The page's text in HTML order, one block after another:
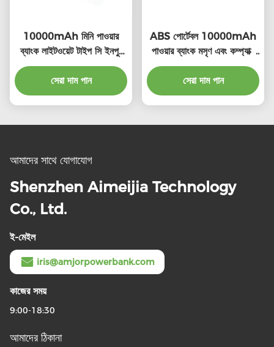
10000mAh মিনি পাওয়ার
ব্যাংক লাইটওয়েট টাইপ সি ইনপুট
PD22.5W সহ
সেরা দাম পান
ABS পোর্টেবল 10000mAh
পাওয়ার ব্যাংক মসৃণ এবং কম্প্যাক্ট
ডিজাইন OEM উপলব্ধ
সেরা দাম পান
আমাদের সাথে যোগাযোগ
Shenzhen Aimeijia Technology
Co., Ltd.
ই-মেইল
iris@amjorpowerbank.com
কাজের সময়
9:00-18:30
আমাদের ঠিকানা